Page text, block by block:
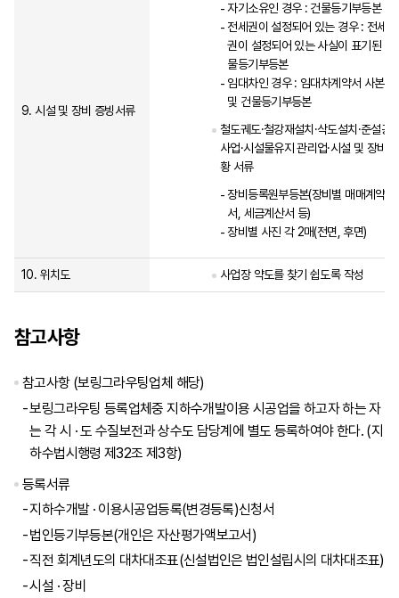
9. 시설 및 장비 증빙서류
자기소유인 경우 : 건물등기부등본
전세권이 설정되어 있는 경우 : 전세
권이 설정되어 있는 사실이 표기된 건
물등기부등본
임대차인 경우 : 임대차계약서 사본
및 건물등기부등본
철도궤도·철강재설치·삭도설치·준설공
사업·시설물유지 관리업·시설 및 장비현
황 서류
장비등록원부등본(장비별 매매계약
서, 세금계산서 등)
장비별 사진 각 2매(전면, 후면)
10. 위치도 사업장 약도를 찾기 쉽도록 작성
참고사항
참고사항 (보링그라우팅업체 해당)
보링그라우팅 등록업체중 지하수개발이용 시공업을 하고자 하는 자
는 각 시 · 도 수질보전과 상수도 담당계에 별도 등록하여야 한다. (지
하수법시행령 제32조 제3항)
등록서류
지하수개발 · 이용시공업등록(변경등록)신청서
법인등기부등본(개인은 자산평가액보고서)
직전 회계년도의 대차대조표(신설법인은 법인설립시의 대차대조표)
시설 · 장비